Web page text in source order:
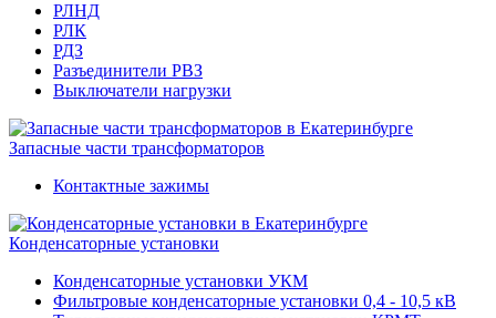
РЛНД
РЛК
РДЗ
Разъединители РВЗ
Выключатели нагрузки
Запасные части трансформаторов
Контактные зажимы
Конденсаторные установки
Конденсаторные установки УКМ
Фильтровые конденсаторные установки 0,4 - 10,5 кВ